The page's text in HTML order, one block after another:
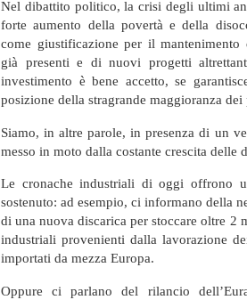
Nel dibattito politico, la crisi degli ultimi
forte aumento della povertà e della
come giustificazione per il
già presenti e di nuovi progetti
investimento è bene accetto, se
posizione della stragrande maggioranza
Siamo, in altre parole, in presenza di un
messo in moto dalla costante crescita delle
Le cronache industriali di oggi offrono
sostenuto: ad esempio, ci informano della
di una nuova discarica per stoccare oltre
industriali provenienti dalla lavorazione
importati da mezza Europa.
Oppure ci parlano del rilancio